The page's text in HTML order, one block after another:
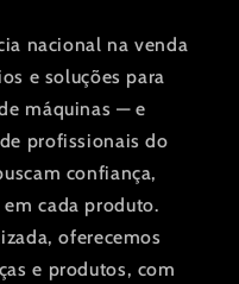
nacional na venda
e soluções para
máquinas — e
profissionais do
confiança,
cada produto.
oferecemos
e produtos, com